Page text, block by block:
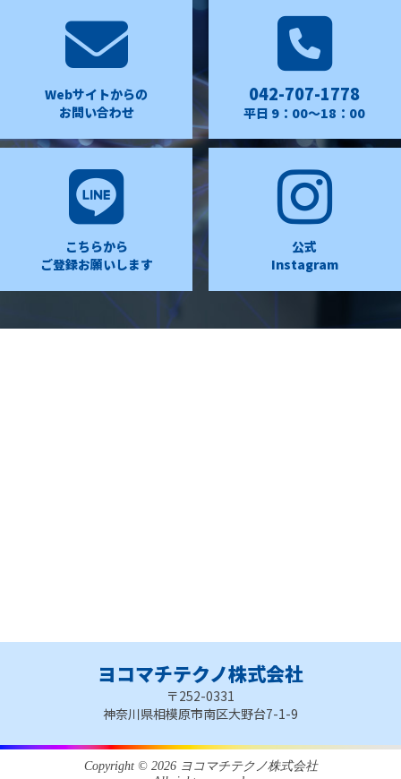
Webサイトからの
お問い合わせ
042-707-1778
平日 9：00〜18：00
こちらから
ご登録お願いします
公式
Instagram
ヨコマチテクノ株式会社
〒252-0331
神奈川県相模原市南区大野台7-1-9
Copyright © 2026 ヨコマチテクノ株式会社